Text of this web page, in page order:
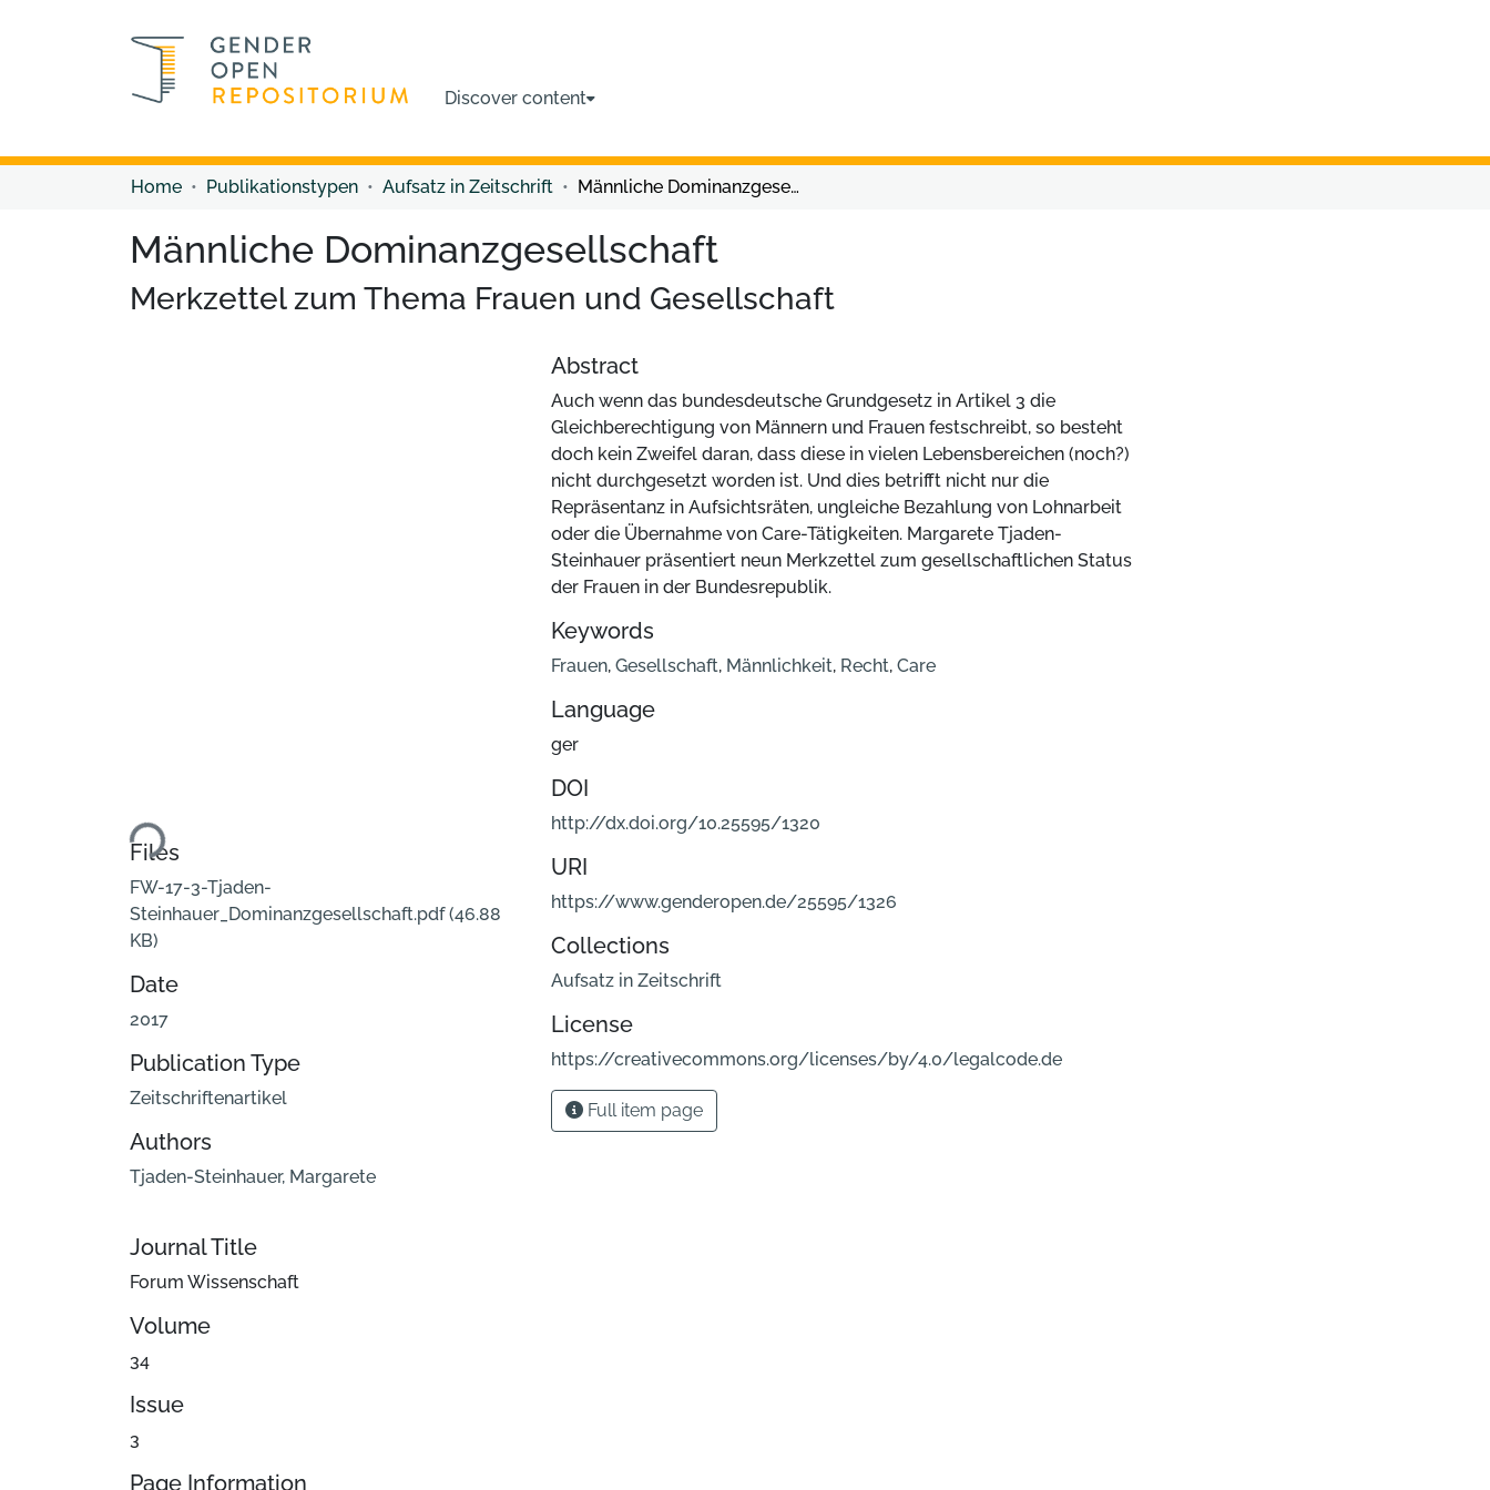
Discover content
Home Publikationstypen Aufsatz in Zeitschrift Männliche Dominanzgesellschaft
Männliche Dominanzgesellschaft
Merkzettel zum Thema Frauen und Gesellschaft
Loading...
Files
FW-17-3-Tjaden-
Steinhauer_Dominanzgesellschaft.pdf(46.88
KB)
Date
2017
Publication Type
Zeitschriftenartikel
Authors
Tjaden-Steinhauer, Margarete
Journal Title
Forum Wissenschaft
Volume
34
Issue
3
Page Information
Abstract
Auch wenn das bundesdeutsche Grundgesetz in Artikel 3 die
Gleichberechtigung von Männern und Frauen festschreibt, so besteht
doch kein Zweifel daran, dass diese in vielen Lebensbereichen (noch?)
nicht durchgesetzt worden ist. Und dies betrifft nicht nur die
Repräsentanz in Aufsichtsräten, ungleiche Bezahlung von Lohnarbeit
oder die Übernahme von Care-Tätigkeiten. Margarete Tjaden-
Steinhauer präsentiert neun Merkzettel zum gesellschaftlichen Status
der Frauen in der Bundesrepublik.
Keywords
Frauen, Gesellschaft, Männlichkeit, Recht, Care
Language
ger
DOI
http://dx.doi.org/10.25595/1320
URI
https://www.genderopen.de/25595/1326
Collections
Aufsatz in Zeitschrift
License
https://creativecommons.org/licenses/by/4.0/legalcode.de
Full item page